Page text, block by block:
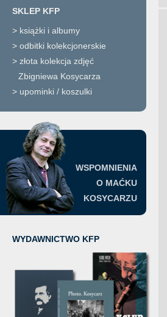
SKLEP KFP
> książki i albumy
> odbitki kolekcjonerskie
> złota kolekcja zdjęć
Zbigniewa Kosycarza
> upominki / koszulki
WSPOMNIENIA
O MAĆKU
KOSYCARZU
WYDAWNICTWO KFP